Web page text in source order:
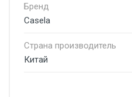
Бренд
Casela
Страна производитель
Китай